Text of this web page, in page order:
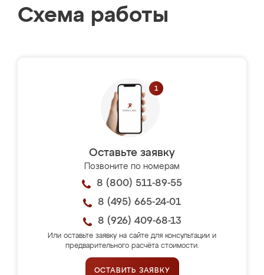
Схема работы
Оставьте заявку
Позвоните по номерам
8 (800) 511-89-55
8 (495) 665-24-01
8 (926) 409-68-13
Или оставьте заявку на сайте для консультации и
предварительного расчёта стоимости.
ОСТАВИТЬ ЗАЯВКУ